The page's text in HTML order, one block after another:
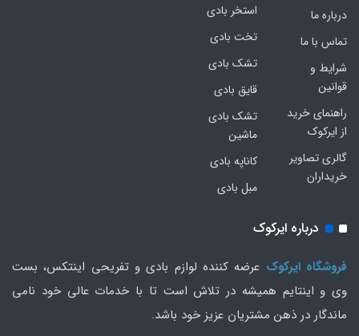
درباره ما
تماس با ما
شرایط و
قوانین
راهنمای خرید
از ایرکوک
گالری تصاویر
خریداران
استخر بادی
تخت بادی
تشک بادی
قایق بادی
تشک بادی
ماشین
کاناپه بادی
مبل بادی
درباره ایرکوک
فروشگاه ایرکوک عرضه کننده لوازم بادی و تفریحی اینتکس، بست
وی و اینتایم همیشه در تلاش است تا با خدمات عالی خود نامی
ماندگار در ذهن مشتریان عزیز خود باشد.